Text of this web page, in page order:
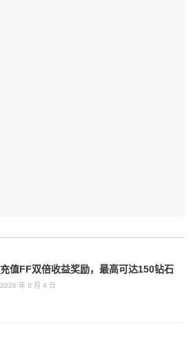
充值FF双倍收益奖励，最高可达150钻石
2026 年 8 月 4 日